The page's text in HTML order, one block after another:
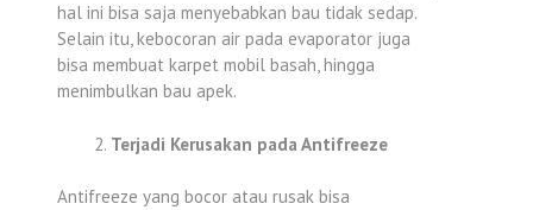
hal ini bisa saja menyebabkan bau tidak sedap.
Selain itu, kebocoran air pada evaporator juga
bisa membuat karpet mobil basah, hingga
menimbulkan bau apek.
Terjadi Kerusakan pada Antifreeze
Antifreeze yang bocor atau rusak bisa